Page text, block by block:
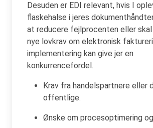
Desuden er EDI relevant, hvis I
flaskehalse i jeres
at reducere fejlprocenten eller
nye lovkrav om elektronisk
implementering kan give jer en
konkurrencefordel.
Krav fra handelspartnere eller
offentlige.
Ønske om procesoptimering